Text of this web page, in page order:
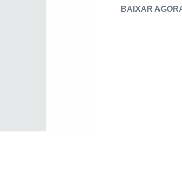
BAIXAR